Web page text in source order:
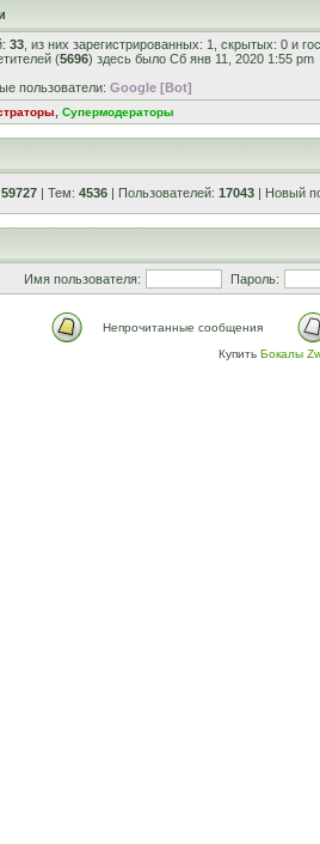
33 , из них зарегистрированных: 1, скрытых: 0 и
(5696) здесь было Сб янв 11, 2020 1:55 pm
пользователи: Google [Bot]
Супермодераторы
59727 | Тем: 4536 | Пользователей: 17043 | Новый
Имя пользователя: Пароль:
Непрочитанные сообщения
Купить Бокалы